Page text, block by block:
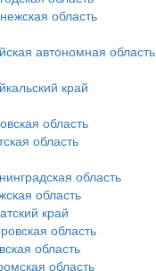
область
автономная область
край
область
область
область
область
край
область
область
область